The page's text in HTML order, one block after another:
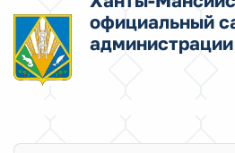
официальный
администрации